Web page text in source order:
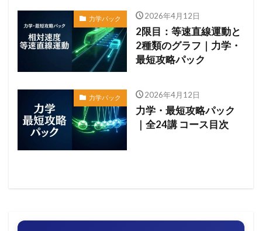
力学パック 2026年4月12日
2限目：等速直線運動と
2種類のグラフ｜力学・
最短攻略パック
力学パック 2026年4月12日
力学・最短攻略パック
｜全24講 コース目次